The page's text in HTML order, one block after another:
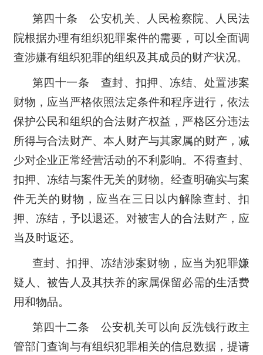
第四十条 公安机关、人民检察院、人民法
院根据办理有组织犯罪案件的需要，可以全面调
查涉嫌有组织犯罪的组织及其成员的财产状况。
第四十一条 查封、扣押、冻结、处置涉案
财物，应当严格依照法定条件和程序进行，依法
保护公民和组织的合法财产权益，严格区分违法
所得与合法财产、本人财产与其家属的财产，减
少对企业正常经营活动的不利影响。不得查封、
扣押、冻结与案件无关的财物。经查明确实与案
件无关的财物，应当在三日以内解除查封、扣
押、冻结，予以退还。对被害人的合法财产，应
当及时返还。
查封、扣押、冻结涉案财物，应当为犯罪嫌
疑人、被告人及其扶养的家属保留必需的生活费
用和物品。
第四十二条 公安机关可以向反洗钱行政主
管部门查询与有组织犯罪相关的信息数据，提请